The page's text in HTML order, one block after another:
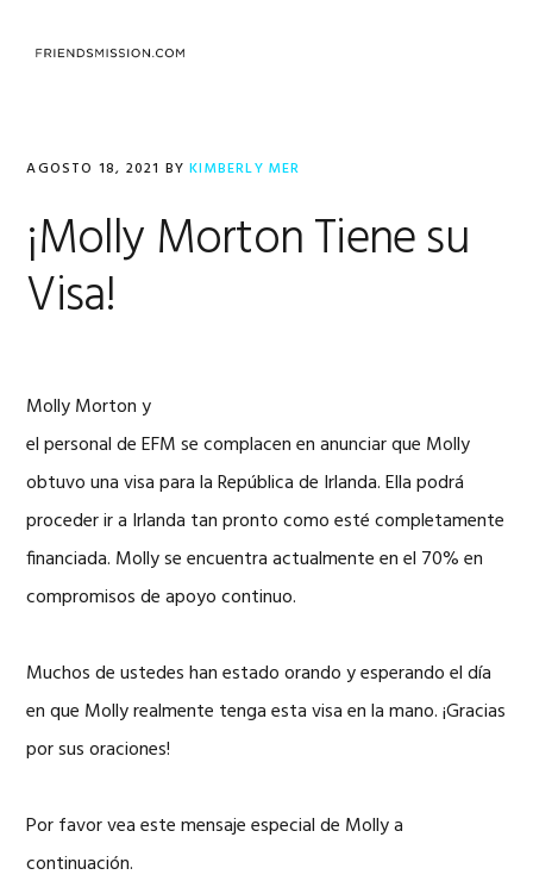
AGOSTO 18, 2021 BYKIMBERLY MER
¡Molly Morton Tiene su
Visa!
Molly Morton y
el personal de EFM se complacen en anunciar que Molly
obtuvo una visa para la República de Irlanda. Ella podrá
proceder ir a Irlanda tan pronto como esté completamente
financiada. Molly se encuentra actualmente en el 70% en
compromisos de apoyo continuo.
Muchos de ustedes han estado orando y esperando el día
en que Molly realmente tenga esta visa en la mano. ¡Gracias
por sus oraciones!
Por favor vea este mensaje especial de Molly a
continuación.